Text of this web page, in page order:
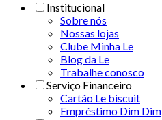
Institucional
Sobre nós
Nossas lojas
Clube Minha Le
Blog da Le
Trabalhe conosco
Serviço Financeiro
Cartão Le biscuit
Empréstimo Dim Dim